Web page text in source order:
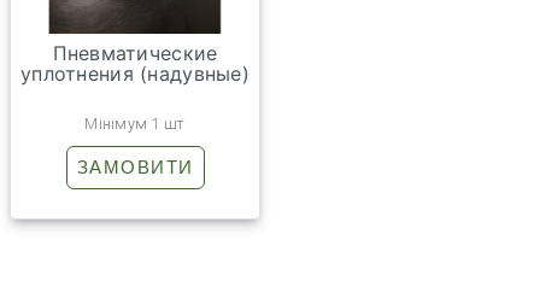
Пневматические
уплотнения (надувные)
Мінімум 1 шт
ЗАМОВИТИ